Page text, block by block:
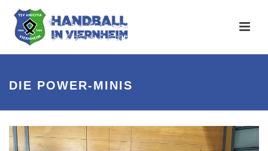
DIE POWER-MINIS